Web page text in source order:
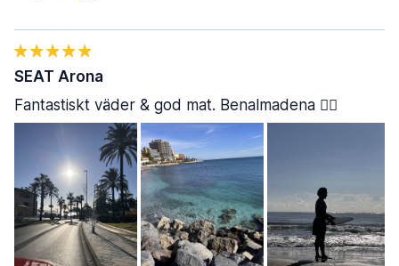
SEAT Arona
Fantastiskt väder & god mat. Benalmadena 👍🏻